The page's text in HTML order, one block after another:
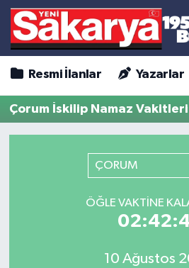
Resmi İlanlar Yazarlar
Çorum İskilip Namaz Vakitleri
ÇORUM
ÖĞLE VAKTINE
10 Ağustos